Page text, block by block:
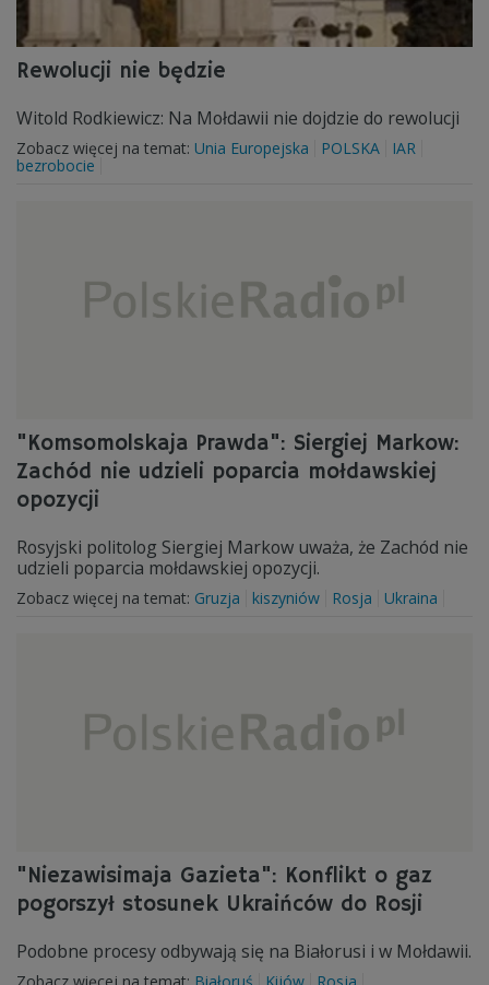
Rewolucji nie będzie
Witold Rodkiewicz: Na Mołdawii nie dojdzie do rewolucji
Zobacz więcej na temat: Unia Europejska POLSKA
IAR
bezrobocie
"Komsomolskaja Prawda": Siergiej Markow:
Zachód nie udzieli poparcia mołdawskiej
opozycji
Rosyjski politolog Siergiej Markow uważa, że Zachód nie
udzieli poparcia mołdawskiej opozycji.
Zobacz więcej na temat: Gruzja kiszyniów Rosja Ukraina
"Niezawisimaja Gazieta": Konflikt o gaz
pogorszył stosunek Ukraińców do Rosji
Podobne procesy odbywają się na Białorusi i w Mołdawii.